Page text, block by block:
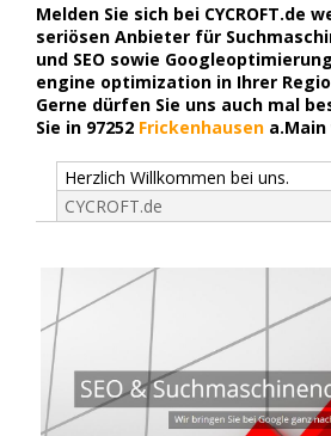
Melden Sie sich bei CYCROFT.de
seriösen Anbieter für
und SEO sowie
engine optimization in Ihrer
Gerne dürfen Sie uns auch mal
Sie in 97252 Frickenhausen
Herzlich Willkommen bei uns.
CYCROFT.de